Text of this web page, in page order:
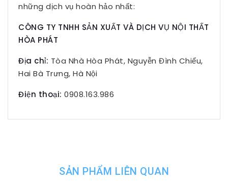
những dịch vụ hoàn hảo nhất:
CÔNG TY TNHH SẢN XUẤT VÀ DỊCH VỤ NỘI THẤT
HÒA PHÁT
Địa chỉ: Tòa Nhà Hòa Phát, Nguyễn Đình Chiểu,
Hai Bà Trưng, Hà Nội
Điện thoại: 0908.163.986
SẢN PHẨM LIÊN QUAN